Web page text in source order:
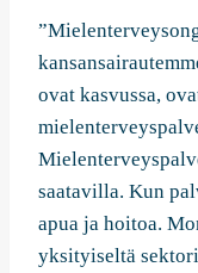
ovat kasvussa,
saatavilla. Kun
apua ja hoitoa.
yksityiseltä